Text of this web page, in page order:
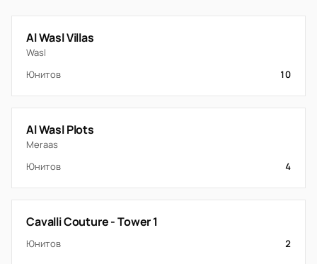
Al Wasl Villas
Wasl
Юнитов
10
Al Wasl Plots
Meraas
Юнитов
4
Cavalli Couture - Tower 1
Юнитов 2